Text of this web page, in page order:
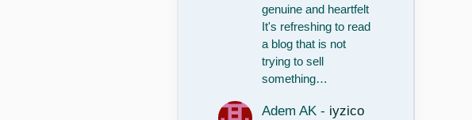
genuine and heartfelt
It's refreshing to read
a blog that is not
trying to sell
something…
Adem AK - iyzico